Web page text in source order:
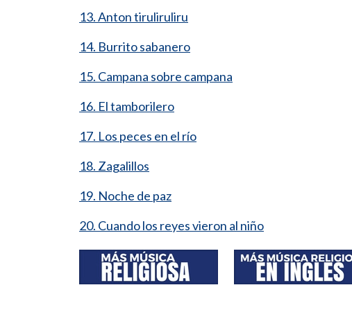
13. Anton tiruliruliru
14. Burrito sabanero
15. Campana sobre campana
16. El tamborilero
17. Los peces en el río
18. Zagalillos
19. Noche de paz
20. Cuando los reyes vieron al niño